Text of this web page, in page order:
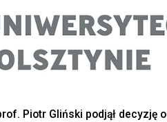
Piotr Gliński podjął decyzję